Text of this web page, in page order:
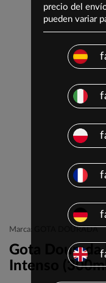
Marca: GOTA DOURADA
Gota
Intenso
precio del
pueden variar